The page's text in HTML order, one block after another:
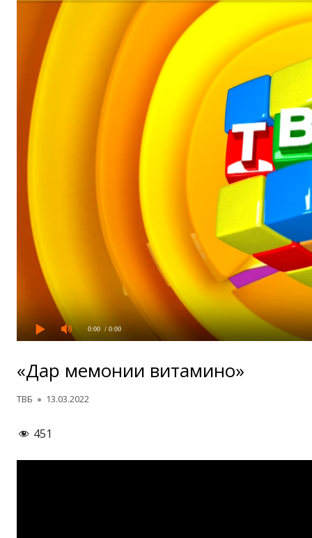
0:00 / 0:00
«Дар меҳмонии витаминҳо»
Автор
ТВБ Опубликовано
13.03.2022
451